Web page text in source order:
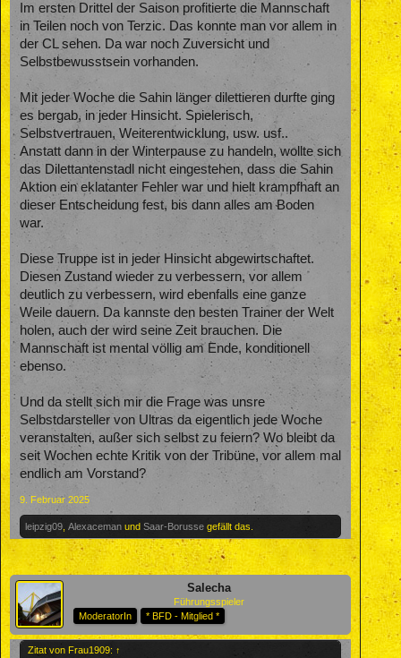
Im ersten Drittel der Saison profitierte die Mannschaft
in Teilen noch von Terzic. Das konnte man vor allem in
der CL sehen. Da war noch Zuversicht und
Selbstbewusstsein vorhanden.
Mit jeder Woche die Sahin länger dilettieren durfte ging
es bergab, in jeder Hinsicht. Spielerisch,
Selbstvertrauen, Weiterentwicklung, usw. usf..
Anstatt dann in der Winterpause zu handeln, wollte sich
das Dilettantenstadl nicht eingestehen, dass die Sahin
Aktion ein eklatanter Fehler war und hielt krampfhaft an
dieser Entscheidung fest, bis dann alles am Boden
war.
Diese Truppe ist in jeder Hinsicht abgewirtschaftet.
Diesen Zustand wieder zu verbessern, vor allem
deutlich zu verbessern, wird ebenfalls eine ganze
Weile dauern. Da kannste den besten Trainer der Welt
holen, auch der wird seine Zeit brauchen. Die
Mannschaft ist mental völlig am Ende, konditionell
ebenso.
Und da stellt sich mir die Frage was unsre
Selbstdarsteller von Ultras da eigentlich jede Woche
veranstalten, außer sich selbst zu feiern? Wo bleibt da
seit Wochen echte Kritik von der Tribüne, vor allem mal
endlich am Vorstand?
9. Februar 2025
leipzig09 Alexaceman und Saar-Borusse gefällt das.
Salecha
Führungsspieler
ModeratorIn
* BFD - Mitglied *
Zitat von Frau1909: ↑